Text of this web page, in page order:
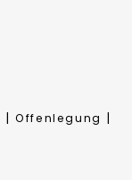
|Offenlegung |